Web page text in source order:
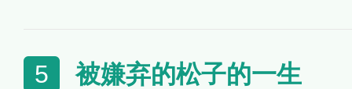
营内，处于敌对立场的日本军
5 被嫌弃的松子的一生